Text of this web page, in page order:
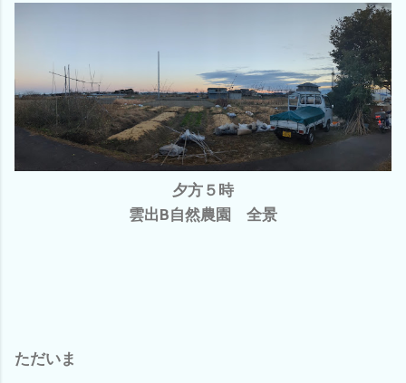
夕方５時
雲出B自然農園 全景
ただいま